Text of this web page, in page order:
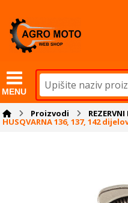
MENU
Proizvodi
HUSQVARNA 136, 137, 142